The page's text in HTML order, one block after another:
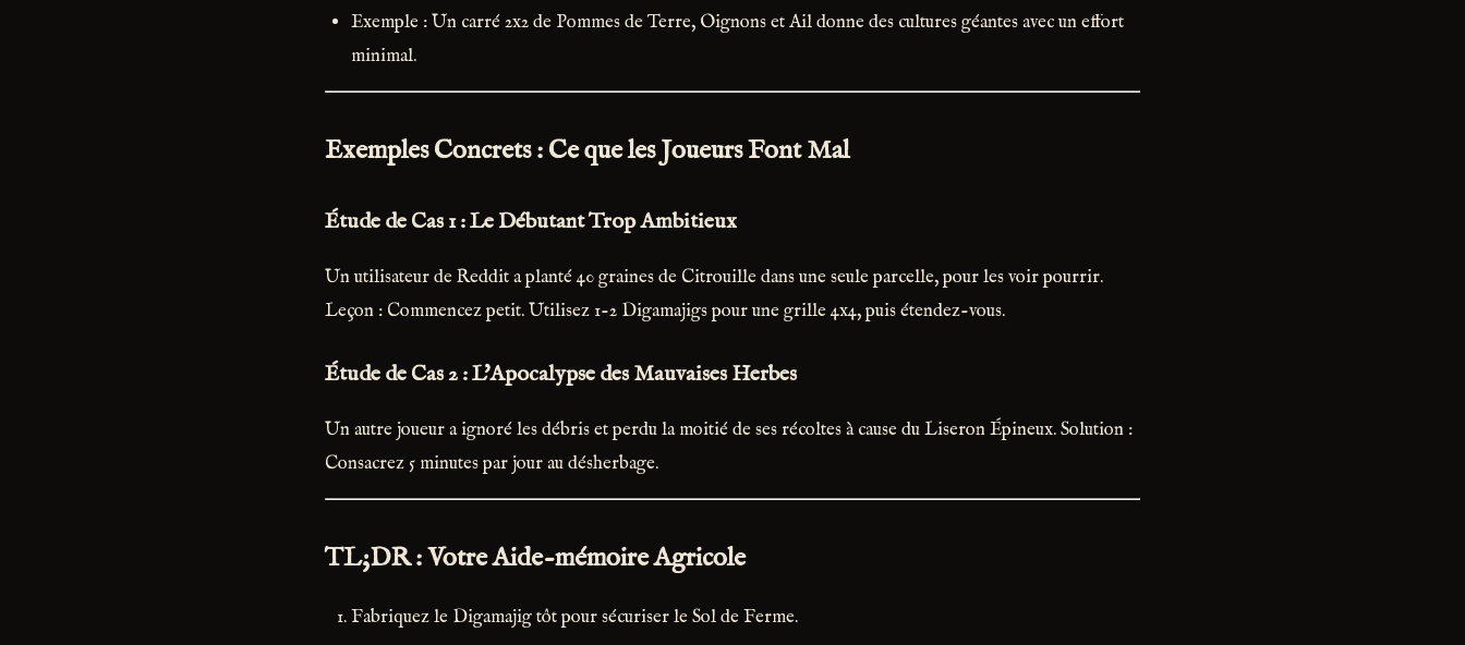
Exemple : Un carré 2x2 de Pommes de Terre, Oignons et Ail donne des cultures géantes avec un effort
minimal.
Exemples Concrets : Ce que les Joueurs Font Mal
Étude de Cas 1 : Le Débutant Trop Ambitieux
Un utilisateur de Reddit a planté 40 graines de Citrouille dans une seule parcelle, pour les voir pourrir.
Leçon : Commencez petit. Utilisez 1-2 Digamajigs pour une grille 4x4, puis étendez-vous.
Étude de Cas 2 : L'Apocalypse des Mauvaises Herbes
Un autre joueur a ignoré les débris et perdu la moitié de ses récoltes à cause du Liseron Épineux. Solution :
Consacrez 5 minutes par jour au désherbage.
TL;DR : Votre Aide-mémoire Agricole
Fabriquez le Digamajig tôt pour sécuriser le Sol de Ferme.